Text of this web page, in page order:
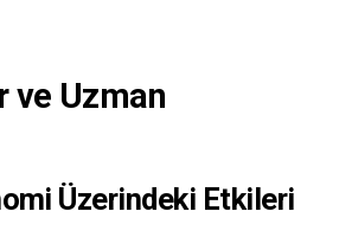
ve Uzman
Üzerindeki Etkileri